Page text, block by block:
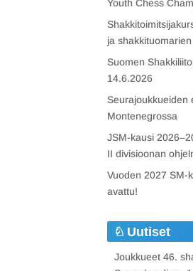
Youth Chess
ja
Suomen
14.6.2026
Seurajoukkueiden
Montenegrossa
JSM-kausi
II divisioonan
Vuoden 2027 SM-
avattu!
Uutiset
Joukkueet 46.